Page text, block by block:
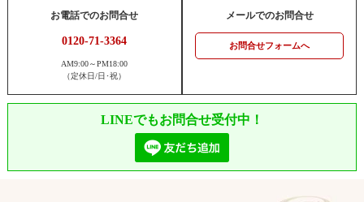
お電話でのお問合せ
0120-71-3364
AM9:00～PM18:00
（定休日/日･祝）
メールでのお問合せ
お問合せフォームへ
LINEでもお問合せ受付中！